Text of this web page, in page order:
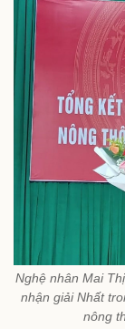
Nghệ nhân Mai
nhận giải Nhất
nông